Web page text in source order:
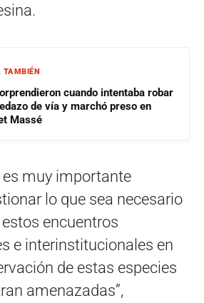
TAMBIÉN
cuando intentaba robar
de vía y marchó preso en
Massé
es muy importante
lo que sea necesario
encuentros
e interinstitucionales en
de estas especies
amenazadas”,